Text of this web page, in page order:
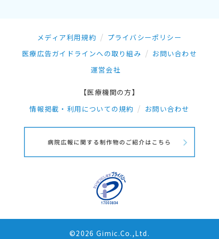
メディア利用規約
プライバシーポリシー
医療広告ガイドラインへの取り組み
お問い合わせ
運営会社
【医療機関の方】
情報掲載・利用についての規約
お問い合わせ
©2026 Gimic.Co.,Ltd.